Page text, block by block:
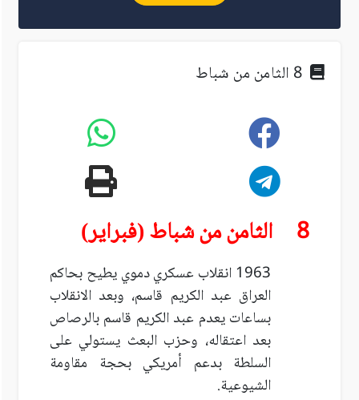
8 الثامن من شباط (فبراير)
1963 انقلاب عسكري دموي يطيح بحاكم
العراق عبد الكريم قاسم، وبعد الانقلاب
بساعات يعدم عبد الكريم قاسم بالرصاص
بعد اعتقاله، وحزب البعث يستولي على
السلطة بدعم أمريكي بحجة مقاومة
الشيوعية.